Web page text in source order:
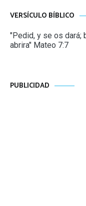
VERSÍCULO BÍBLICO
"Pedid, y se os dará;
abrira" Mateo 7:7
PUBLICIDAD